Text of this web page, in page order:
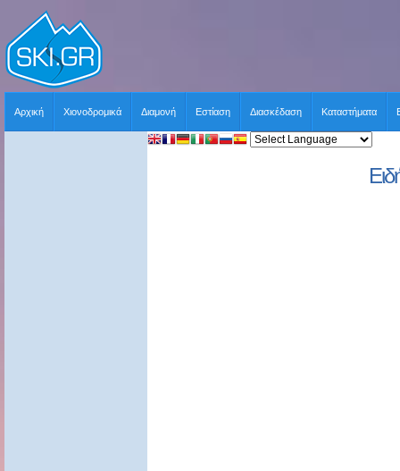
Αρχική Χιονοδρομικά Διαμονή Εστίαση Διασκέδαση Καταστήματα